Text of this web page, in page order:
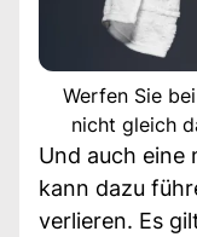
Werfen Sie
nicht gleich
Und auch eine
kann dazu
verlieren. Es